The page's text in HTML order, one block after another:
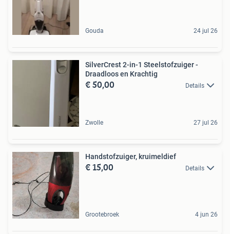
Gouda 24 jul 26
SilverCrest 2-in-1 Steelstofzuiger -
Draadloos en Krachtig
€ 50,00 Details
Zwolle 27 jul 26
Handstofzuiger, kruimeldief
€ 15,00 Details
Grootebroek 4 jun 26